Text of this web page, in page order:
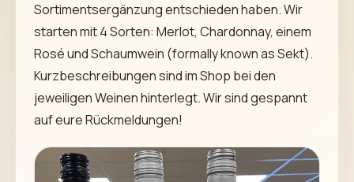
Sortimentsergänzung entschieden haben. Wir
starten mit 4 Sorten: Merlot, Chardonnay, einem
Rosé und Schaumwein (formally known as Sekt).
Kurzbeschreibungen sind im Shop bei den
jeweiligen Weinen hinterlegt. Wir sind gespannt
auf eure Rückmeldungen!